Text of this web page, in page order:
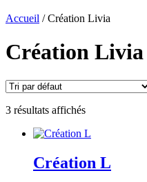
Accueil /Création Livia
Création Livia
3 résultats affichés
Création L